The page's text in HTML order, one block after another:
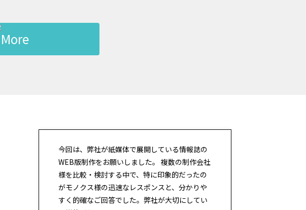
今回は、弊社が紙媒体で展開している情報誌の
WEB版制作をお願いしました。 複数の制作会社
様を比較・検討する中で、特に印象的だったの
がモノクス様の迅速なレスポンスと、分かりや
すく的確なご回答でした。弊社が大切にしてい